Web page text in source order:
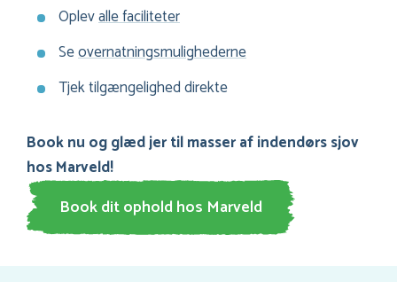
Oplevalle faciliteter
Seovernatningsmulighederne
Tjek tilgængelighed direkte
Book nu og glæd jer til masser af indendørs sjov
hos Marveld!
Book dit ophold hos Marveld